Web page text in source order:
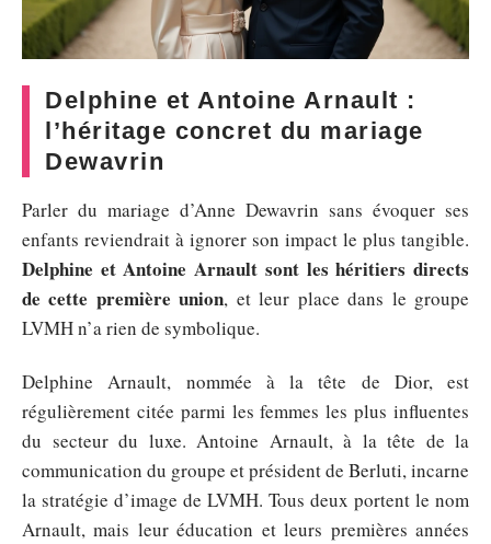
Delphine et Antoine Arnault :
l’héritage concret du mariage
Dewavrin
Parler du mariage d’Anne Dewavrin sans évoquer ses
enfants reviendrait à ignorer son impact le plus tangible.
Delphine et Antoine Arnault sont les héritiers directs
de cette première union, et leur place dans le groupe
LVMH n’a rien de symbolique.
Delphine Arnault, nommée à la tête de Dior, est
régulièrement citée parmi les femmes les plus influentes
du secteur du luxe. Antoine Arnault, à la tête de la
communication du groupe et président de Berluti, incarne
la stratégie d’image de LVMH. Tous deux portent le nom
Arnault, mais leur éducation et leurs premières années